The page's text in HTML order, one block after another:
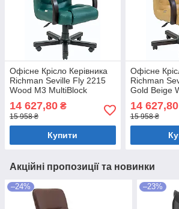
Офісне Крісло Керівника
Richman Seville Fly 2215
Wood М3 MultiBlock
Зелений
14 627,80 ₴
15 958 ₴
Купити
Офісне
Richman
Gold Beige
MultiBlock
14 627,80
15 958 ₴
Акційні пропозиції та новинки
–24% –23%